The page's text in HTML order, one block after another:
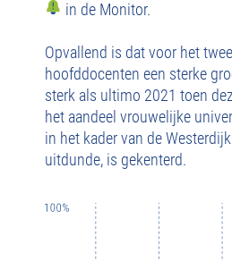
in de Monitor.
Opvallend is dat voor het
hoofddocenten een sterke
sterk als ultimo 2021 toen
het aandeel vrouwelijke
in het kader van de
uitdunde, is gekenterd.